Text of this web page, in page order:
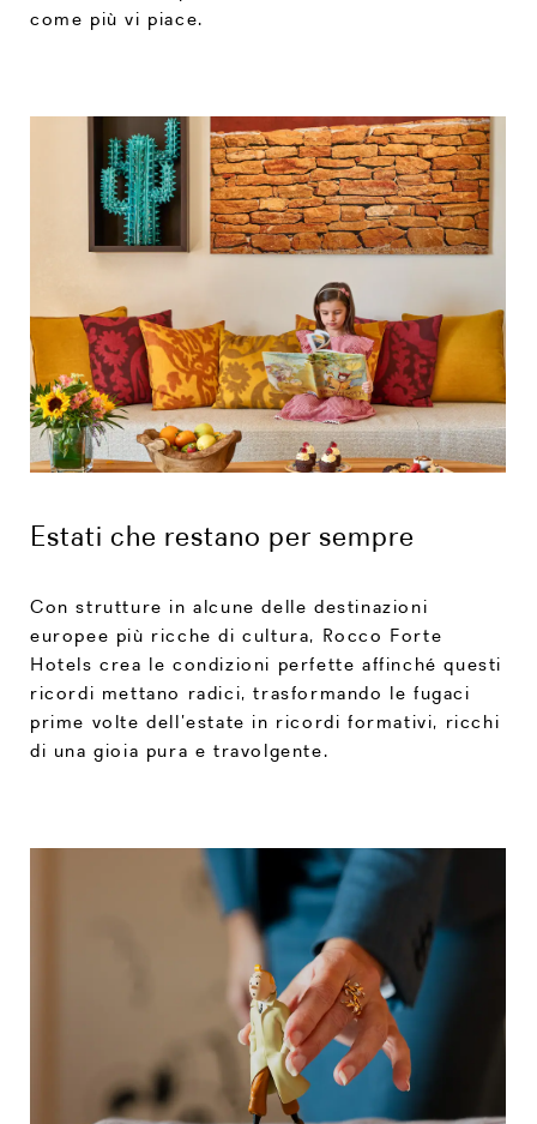
come più vi piace.
Estati che restano per sempre
Con strutture in alcune delle destinazioni
europee più ricche di cultura, Rocco Forte
Hotels crea le condizioni perfette affinché questi
ricordi mettano radici, trasformando le fugaci
prime volte dell’estate in ricordi formativi, ricchi
di una gioia pura e travolgente.